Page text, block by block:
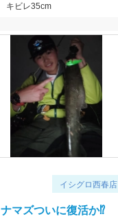
キビレ35cm
イシグロ西春店
マズついに復活か⁉